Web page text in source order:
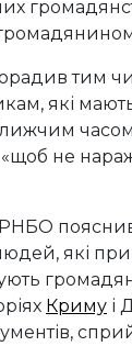
тим
які
не
які
Криму і